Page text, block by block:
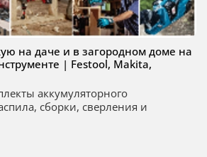
на даче и в загородном доме на
| Festool, Makita,
аккумуляторного
сборки, сверления и